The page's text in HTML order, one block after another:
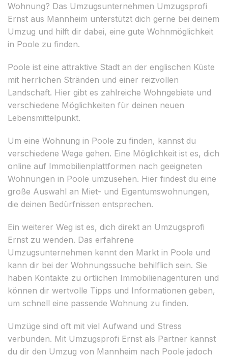
Wohnung? Das Umzugsunternehmen Umzugsprofi
Ernst aus Mannheim unterstützt dich gerne bei deinem
Umzug und hilft dir dabei, eine gute Wohnmöglichkeit
in Poole zu finden.
Poole ist eine attraktive Stadt an der englischen Küste
mit herrlichen Stränden und einer reizvollen
Landschaft. Hier gibt es zahlreiche Wohngebiete und
verschiedene Möglichkeiten für deinen neuen
Lebensmittelpunkt.
Um eine Wohnung in Poole zu finden, kannst du
verschiedene Wege gehen. Eine Möglichkeit ist es, dich
online auf Immobilienplattformen nach geeigneten
Wohnungen in Poole umzusehen. Hier findest du eine
große Auswahl an Miet- und Eigentumswohnungen,
die deinen Bedürfnissen entsprechen.
Ein weiterer Weg ist es, dich direkt an Umzugsprofi
Ernst zu wenden. Das erfahrene
Umzugsunternehmen kennt den Markt in Poole und
kann dir bei der Wohnungssuche behilflich sein. Sie
haben Kontakte zu örtlichen Immobilienagenturen und
können dir wertvolle Tipps und Informationen geben,
um schnell eine passende Wohnung zu finden.
Umzüge sind oft mit viel Aufwand und Stress
verbunden. Mit Umzugsprofi Ernst als Partner kannst
du dir den Umzug von Mannheim nach Poole jedoch